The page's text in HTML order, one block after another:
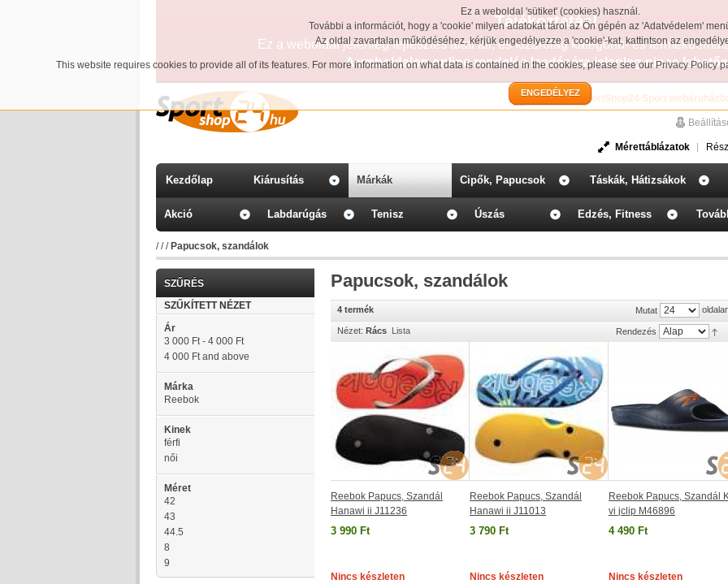
Ez a weboldal 'sütiket' (cookies) használ.
További a információt, hogy a 'cookie' milyen adatokat tárol az Ön gépén az 'Adatvédelem'
Az oldal zavartalan működéséhez, kérjük engedélyezze a 'cookie'-kat, kattintson az
This website requires cookies to provide all of its features. For more information on what data is contained in the cookies, please see ourPrivacy Policy
ENGEDÉLYEZ
Tájékoztatás!
Ez a weboldal jelenleg fejlesztés alatt áll, és kizárólag kategória- és
A weboldalon online rendelés leadására jelenleg nincs
Üdvözöljük a SportShop24 Sport
Mérettáblázatok
Kezdőlap Kiárusítás Márkák Cipők, Papucsok Táskák, Hátizsákok
Akció Labdarúgás Tenisz Úszás Edzés, Fitness
/// Papucsok, szandálok
SZŰRÉS
SZŰKÍTETT NÉZET
Ár
3 000 Ft- 4 000 Ft
4 000 Ftand above
Márka
Reebok
Kinek
férfi
női
Méret
42
43
44.5
8
9
Papucsok, szandálok
4 termék Mutat
Nézet: Rács Lista Rendezés
Reebok Papucs, Szandál
Hanawi ii J11236
3 990 Ft
Nincs készleten
Reebok Papucs, Szandál
Hanawi ii J11013
3 790 Ft
Nincs készleten
Reebok Papucs, Szandál
vi jclip M46896
4 490 Ft
Nincs készleten